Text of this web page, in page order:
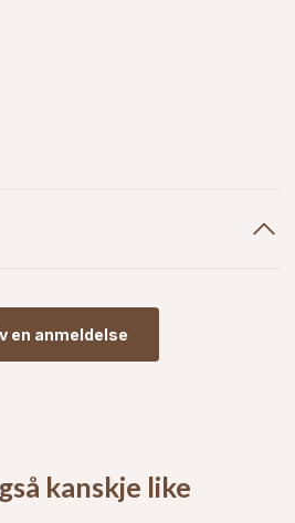
en anmeldelse
kanskje like